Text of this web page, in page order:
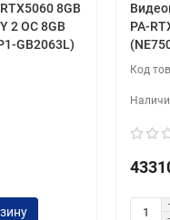
8GB
2 OC 8GB
GB2063L)
PA-